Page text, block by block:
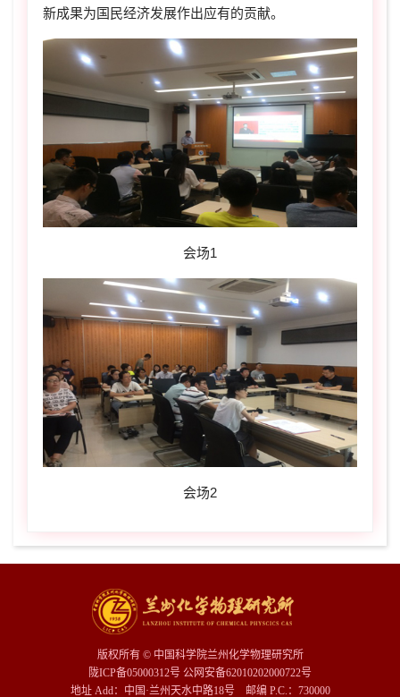
新成果为国民经济发展作出应有的贡献。
会场1
会场2
版权所有 © 中国科学院兰州化学物理研究所
陇ICP备05000312号 公网安备62010202000722号
地址 Add：中国·兰州天水中路18号 邮编 P.C.：730000